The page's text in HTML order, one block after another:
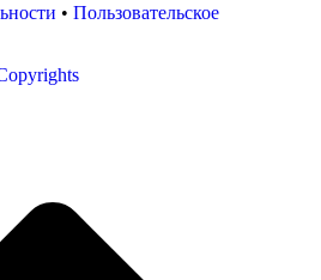
• Пользовательское